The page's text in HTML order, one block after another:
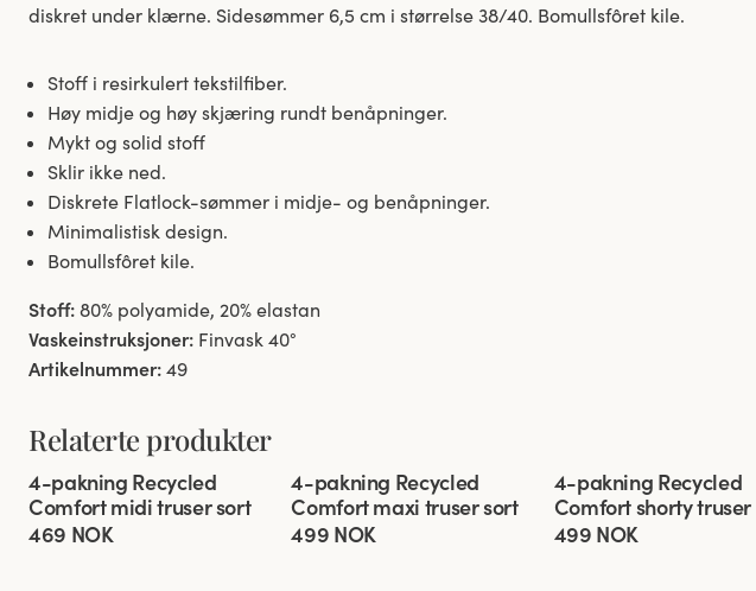
diskret under klærne. Sidesømmer 6,5 cm i størrelse 38/40. Bomullsfôret kile.
Stoff i resirkulert tekstilfiber.
Høy midje og høy skjæring rundt benåpninger.
Mykt og solid stoff
Sklir ikke ned.
Diskrete Flatlock-sømmer i midje- og benåpninger.
Minimalistisk design.
Bomullsfôret kile.
Stoff: 80% polyamide, 20% elastan
Vaskeinstruksjoner: Finvask 40°
Artikelnummer: 49
Relaterte produkter
Viewing image 1 of 4
4-pakning Recycled
Comfort midi truser sort
469 NOK
Viewing image 1 of 3
4-pakning Recycled
Comfort maxi truser sort
499 NOK
Viewing image 1 of 3
4-pakning Recycled
Comfort shorty truser
499 NOK